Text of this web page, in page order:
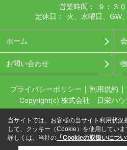
営業時間：
９：３
定休日：
火、水曜日、GW
ホーム
お問い合わせ
プライバシーポリシー 利用規約
Copyright(c) 株式会社 日栄ハウ
当サイトでは、お客様の当サイト利用状況
して、クッキー（Cookie）を使用していま
詳しくは、当社の 「Cookieの取扱いについ